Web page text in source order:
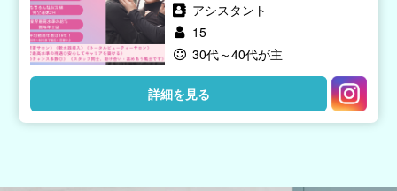
アシスタント
15
30代～40代が主
詳細を見る